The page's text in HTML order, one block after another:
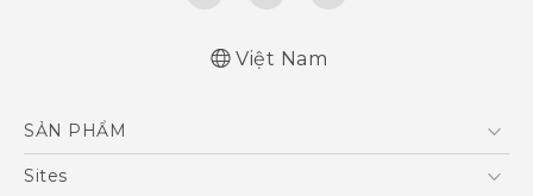
Việt Nam
SẢN PHẨM
5G
Sites